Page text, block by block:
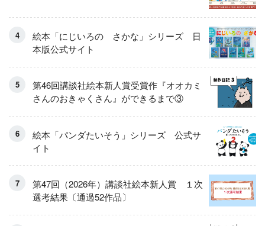
絵本「にじいろの さかな」シリーズ 日
本版公式サイト
第46回講談社絵本新人賞受賞作『オオカミ
さんのおきゃくさん』ができるまで③
絵本「パンダたいそう」シリーズ 公式サ
イト
第47回（2026年）講談社絵本新人賞 １次
選考結果〔通過52作品〕